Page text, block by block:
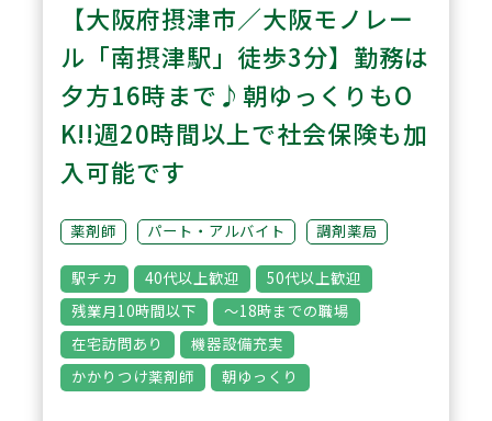
【大阪府摂津市／大阪モノレー
ル「南摂津駅」徒歩3分】勤務は
夕方16時まで♪朝ゆっくりもO
K!!週20時間以上で社会保険も加
入可能です
薬剤師 パート・アルバイト 調剤薬局
駅チカ 40代以上歓迎
50代以上歓迎
残業月10時間以下
～18時までの職場
在宅訪問あり
機器設備充実
かかりつけ薬剤師
朝ゆっくり